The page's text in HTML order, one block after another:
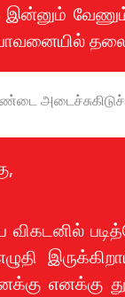
இன்னும்
தலை
எனக்கு